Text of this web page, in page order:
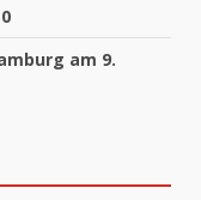
am 9.